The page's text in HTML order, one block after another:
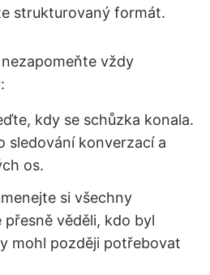
strukturovaný formát.
vždy
kdy se schůzka konala.
sledování konverzací a
os.
si všechny
věděli, kdo byl
mohl později potřebovat